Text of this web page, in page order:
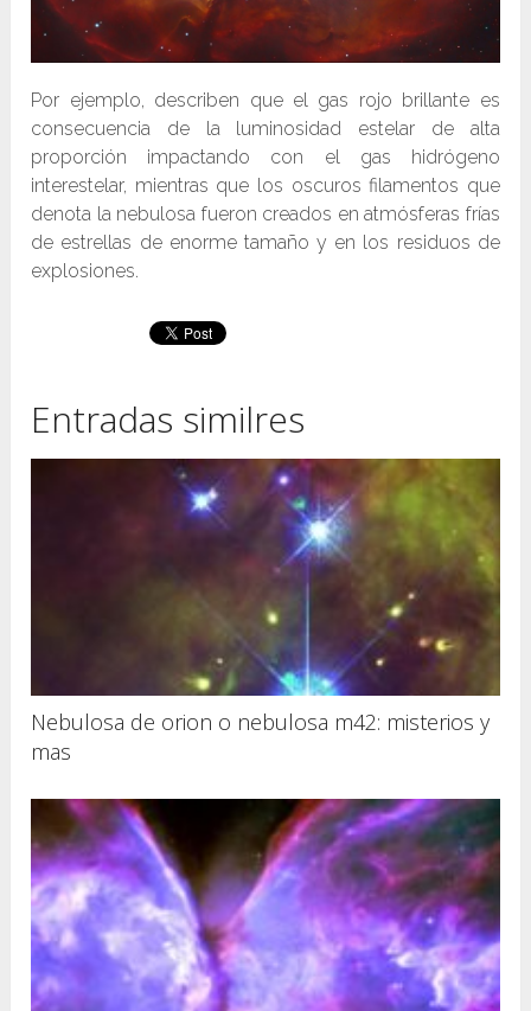
Por ejemplo, describen que el gas rojo brillante es
consecuencia de la luminosidad estelar de alta
proporción impactando con el gas hidrógeno
interestelar, mientras que los oscuros filamentos que
denota la nebulosa fueron creados en atmósferas frías
de estrellas de enorme tamaño y en los residuos de
explosiones.
Entradas similres
Nebulosa de orion o nebulosa m42: misterios y
mas